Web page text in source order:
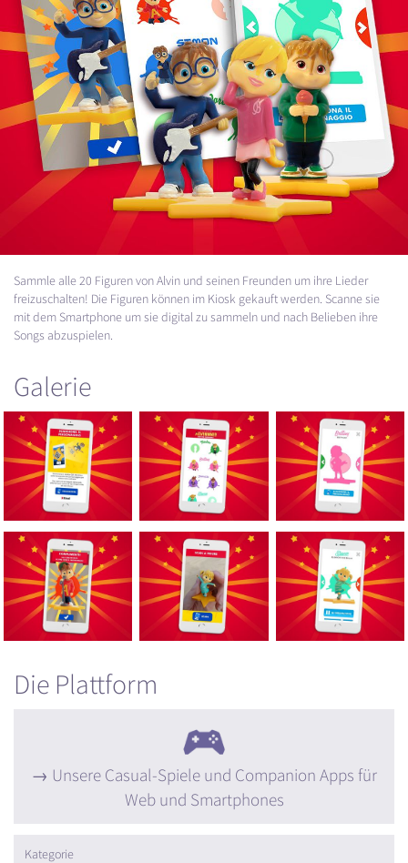
Sammle alle 20 Figuren von Alvin und seinen Freunden um ihre Lieder
freizuschalten! Die Figuren können im Kiosk gekauft werden. Scanne sie
mit dem Smartphone um sie digital zu sammeln und nach Belieben ihre
Songs abzuspielen.
Galerie
Die Plattform
Unsere Casual-Spiele und Companion Apps für
Web und Smartphones
Kategorie